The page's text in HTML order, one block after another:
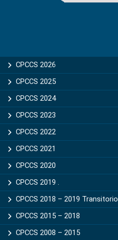
CPCCS 2026
CPCCS 2025
CPCCS 2024
CPCCS 2023
CPCCS 2022
CPCCS 2021
CPCCS 2020
CPCCS 2019 .
CPCCS 2018 – 2019 Transitorio
CPCCS 2015 – 2018
CPCCS 2008 – 2015